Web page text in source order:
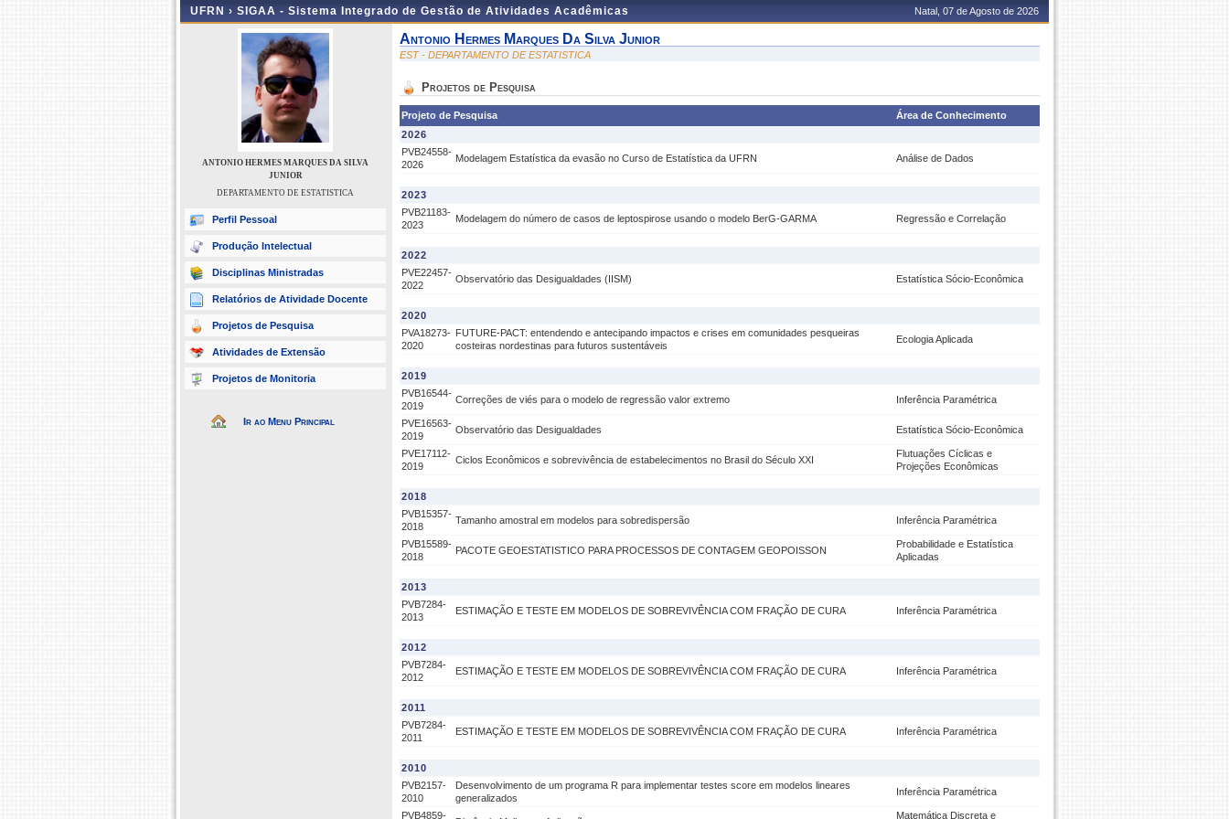
UFRN › SIGAA - Sistema Integrado de Gestão de Atividades Acadêmicas Natal, 07 de Agosto de 2026
ANTONIO HERMES MARQUES DA SILVA
JUNIOR
DEPARTAMENTO DE ESTATISTICA
Perfil Pessoal
Produção Intelectual
Disciplinas Ministradas
Relatórios de Atividade Docente
Projetos de Pesquisa
Atividades de Extensão
Projetos de Monitoria
Ir ao Menu Principal
Antonio Hermes Marques Da Silva Junior
EST - DEPARTAMENTO DE ESTATISTICA
Projetos de Pesquisa
Projeto de Pesquisa
Área de Conhecimento
2026
PVB24558-
2026
Modelagem Estatística da evasão no Curso de Estatística da UFRN Análise de Dados
2023
PVB21183-
2023
Modelagem do número de casos de leptospirose usando o modelo BerG-GARMA Regressão e Correlação
2022
PVE22457-
2022
Observatório das Desigualdades (IISM) Estatística Sócio-Econômica
2020
PVA18273-
2020
FUTURE-PACT: entendendo e antecipando impactos e crises em comunidades pesqueiras
costeiras nordestinas para futuros sustentáveis
Ecologia Aplicada
2019
PVB16544-
2019
Correções de viés para o modelo de regressão valor extremo Inferência Paramétrica
PVE16563-
2019
Observatório das Desigualdades Estatística Sócio-Econômica
PVE17112-
2019
Ciclos Econômicos e sobrevivência de estabelecimentos no Brasil do Século XXI
Flutuações Cíclicas e
Projeções Econômicas
2018
PVB15357-
2018
Tamanho amostral em modelos para sobredispersão Inferência Paramétrica
PVB15589-
2018
PACOTE GEOESTATISTICO PARA PROCESSOS DE CONTAGEM GEOPOISSON
Probabilidade e Estatística
Aplicadas
2013
PVB7284-
2013
ESTIMAÇÃO E TESTE EM MODELOS DE SOBREVIVÊNCIA COM FRAÇÃO DE CURA Inferência Paramétrica
2012
PVB7284-
2012
ESTIMAÇÃO E TESTE EM MODELOS DE SOBREVIVÊNCIA COM FRAÇÃO DE CURA Inferência Paramétrica
2011
PVB7284-
2011
ESTIMAÇÃO E TESTE EM MODELOS DE SOBREVIVÊNCIA COM FRAÇÃO DE CURA Inferência Paramétrica
2010
PVB2157-
2010
Desenvolvimento de um programa R para implementar testes score em modelos lineares
generalizados
Inferência Paramétrica
PVB4859- Matemática Discreta e